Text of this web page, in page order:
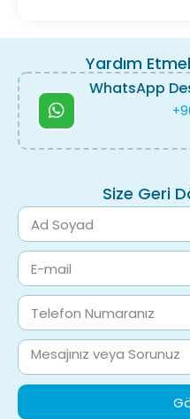
Yardım
WhatsApp
Size Geri